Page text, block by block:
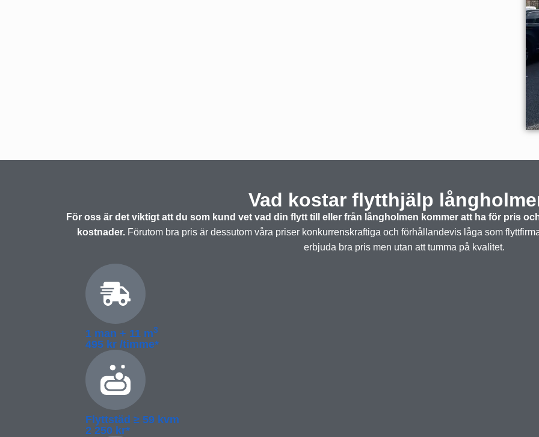
Vad kostar flytthjälp
För oss är det viktigt att du som kund vet vad din flytt till eller från långholmen kommer att ha för pris
kostnader.Förutom bra pris är dessutom våra priser konkurrenskraftiga och förhållandevis låga som
erbjuda bra pris men utan att tumma på kvalitet.
1 man + 11 m3
495 kr /timme*
Flyttstäd ≥­ 59 kvm
2 250 kr*